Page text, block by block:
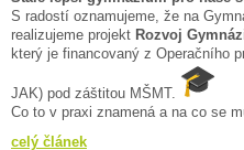
S radostí oznamujeme, že na
realizujeme projekt Rozvoj
který je financovaný z Operačního
JAK) pod záštitou MŠMT.
Co to v praxi znamená a na co se
celý článek